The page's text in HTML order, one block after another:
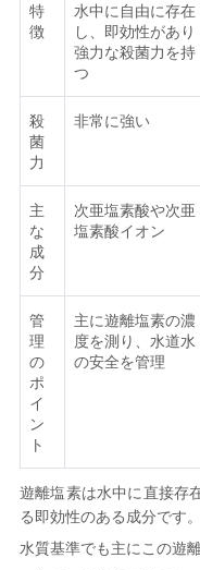
特
徴
水中に自由に存在
し、即効性があり
強力な殺菌力を持
つ
殺
菌
力
非常に強い
主
な
成
分
次亜塩素酸や次亜
塩素酸イオン
管
理
の
ポ
イ
ン
ト
主に遊離塩素の濃
度を測り、水道水
の安全を管理
遊離塩素は水中に直接存
る即効性のある成分です。
水質基準でも主にこの遊